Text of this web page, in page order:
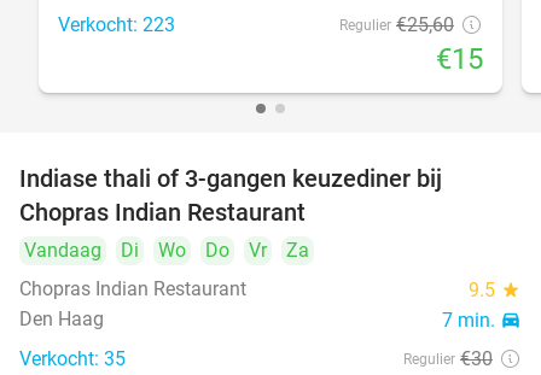
Verkocht: 223 Regulier €25,60
€15
Indiase thali of 3-gangen keuzediner bij
Chopras Indian Restaurant
Vandaag Di Wo Do Vr
Za
Chopras Indian Restaurant
9.5 star
Den Haag 7 min. directions_car
Verkocht: 35 Regulier €30